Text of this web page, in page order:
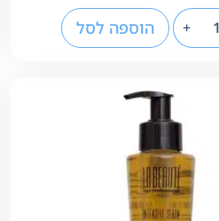
+ הוספה לסל